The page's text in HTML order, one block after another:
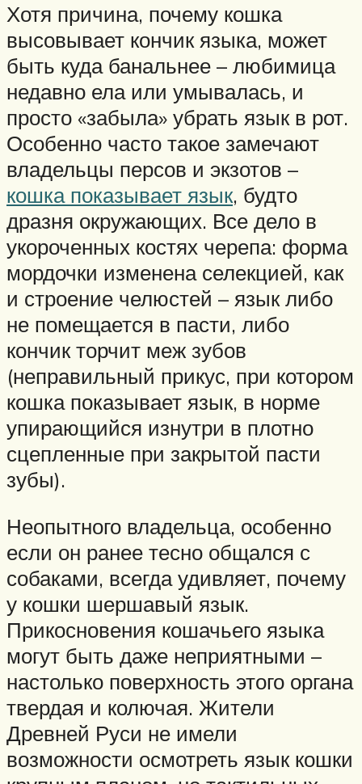
Хотя причина, почему кошка
высовывает кончик языка, может
быть куда банальнее – любимица
недавно ела или умывалась, и
просто «забыла» убрать язык в рот.
Особенно часто такое замечают
владельцы персов и экзотов –
кошка показывает язык, будто
дразня окружающих. Все дело в
укороченных костях черепа: форма
мордочки изменена селекцией, как
и строение челюстей – язык либо
не помещается в пасти, либо
кончик торчит меж зубов
(неправильный прикус, при котором
кошка показывает язык, в норме
упирающийся изнутри в плотно
сцепленные при закрытой пасти
зубы).
Неопытного владельца, особенно
если он ранее тесно общался с
собаками, всегда удивляет, почему
у кошки шершавый язык.
Прикосновения кошачьего языка
могут быть даже неприятными –
настолько поверхность этого органа
твердая и колючая. Жители
Древней Руси не имели
возможности осмотреть язык кошки